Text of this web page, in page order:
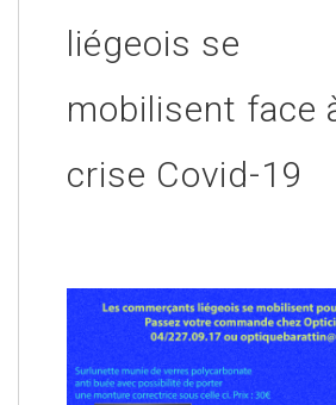
liégeois se
mobilisent face
crise Covid-19